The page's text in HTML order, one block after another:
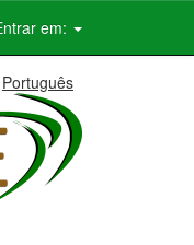
em:
Português